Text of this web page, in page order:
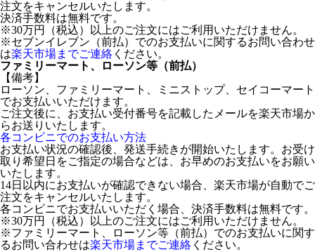
注文をキャンセルいたします。
決済手数料は無料です。
※30万円（税込）以上のご注文にはご利用いただけません。
※セブンイレブン（前払）でのお支払いに関するお問い合わせ
は楽天市場までご連絡 ください。
ファミリーマート、ローソン等（前払）
【備考】
ローソン、ファミリーマート、ミニストップ、セイコーマート
でお支払いいただけます。
ご注文後に、お支払い受付番号を記載したメールを楽天市場か
らお送りいたします。
各コンビニでのお支払い方法
お支払い状況の確認後、発送手続きが開始いたします。お受け
取り希望日をご指定の場合などは、お早めのお支払いをお願い
いたします。
14日以内にお支払いが確認できない場合、楽天市場が自動でご
注文をキャンセルいたします。
各コンビニでお支払いいただく場合、決済手数料は無料です。
※30万円（税込）以上のご注文にはご利用いただけません。
※ファミリーマート、ローソン等（前払）でのお支払いに関す
るお問い合わせは楽天市場までご連絡 ください。